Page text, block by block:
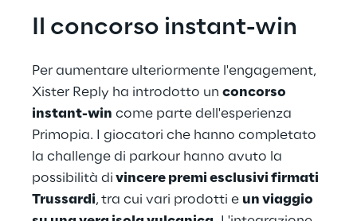
Il concorso instant-win
Per aumentare ulteriormente l'engagement,
Xister Reply ha introdotto un concorso
instant-win come parte dell'esperienza
Primopia. I giocatori che hanno completato
la challenge di parkour hanno avuto la
possibilità di vincere premi esclusivi firmati
Trussardi, tra cui vari prodotti e un viaggio